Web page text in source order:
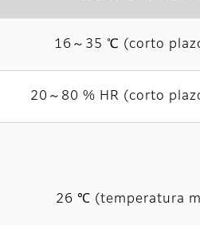
16～35 ℃ (corto
20～80 % HR (corto
26 ℃ (temperatura